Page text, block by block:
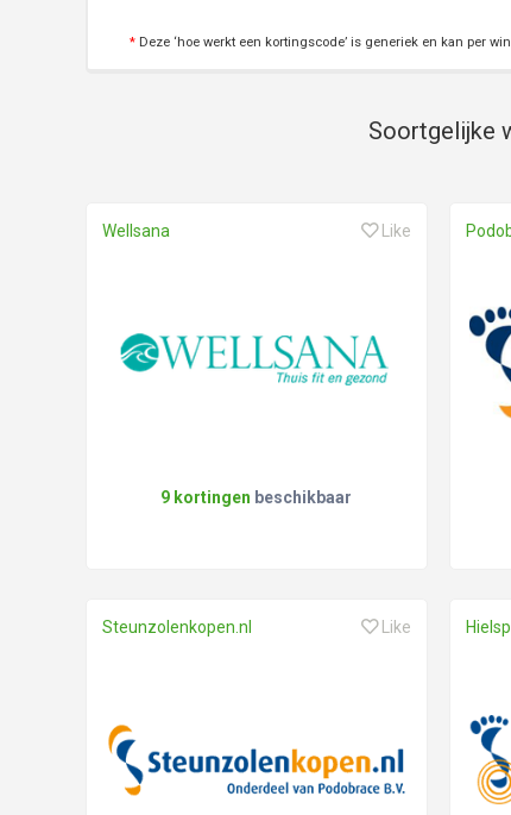
* Deze ‘hoe werkt een kortingscode’ is generiek en kan per
Soortgelijke
Wellsana Like
9 kortingen beschikbaar
Steunzolenkopen.nl Like